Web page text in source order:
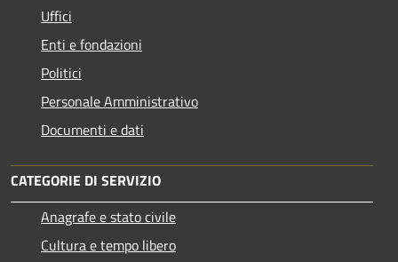
Uffici
Enti e fondazioni
Politici
Personale Amministrativo
Documenti e dati
CATEGORIE DI SERVIZIO
Anagrafe e stato civile
Cultura e tempo libero